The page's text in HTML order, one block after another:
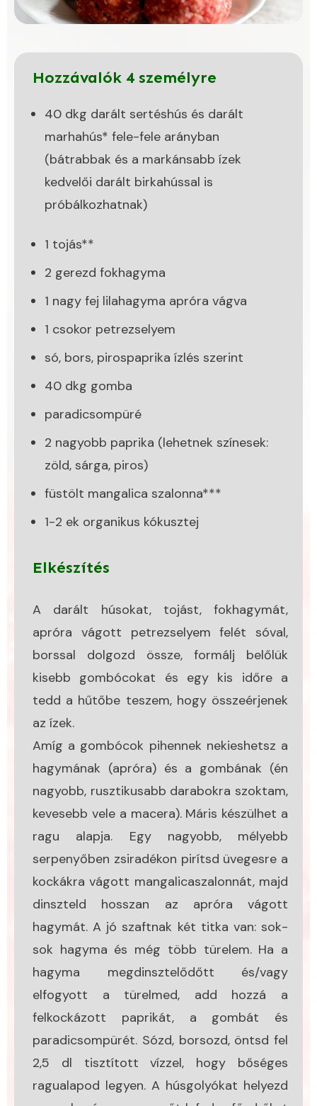
Hozzávalók 4 személyre
40 dkg darált sertéshús és darált
marhahús* fele-fele arányban
(bátrabbak és a markánsabb ízek
kedvelői darált birkahússal is
próbálkozhatnak)
1 tojás**
2 gerezd fokhagyma
1 nagy fej lilahagyma apróra vágva
1 csokor petrezselyem
só, bors, pirospaprika ízlés szerint
40 dkg gomba
paradicsompüré
2 nagyobb paprika (lehetnek színesek:
zöld, sárga, piros)
füstölt mangalica szalonna***
1-2 ek organikus kókusztej
Elkészítés
A darált húsokat, tojást, fokhagymát,
apróra vágott petrezselyem felét sóval,
borssal dolgozd össze, formálj belőlük
kisebb gombócokat és egy kis időre a
tedd a hűtőbe teszem, hogy összeérjenek
az ízek.
Amíg a gombócok pihennek nekieshetsz a
hagymának (apróra) és a gombának (én
nagyobb, rusztikusabb darabokra szoktam,
kevesebb vele a macera). Máris készülhet a
ragu alapja. Egy nagyobb, mélyebb
serpenyőben zsiradékon pirítsd üvegesre a
kockákra vágott mangalicaszalonnát, majd
dinszteld hosszan az apróra vágott
hagymát. A jó szaftnak két titka van: sok-
sok hagyma és még több türelem. Ha a
hagyma megdinsztelődőtt és/vagy
elfogyott a türelmed, add hozzá a
felkockázott paprikát, a gombát és
paradicsompürét. Sózd, borsozd, öntsd fel
2,5 dl tisztított vízzel, hogy bőséges
ragualapod legyen. A húsgolyókat helyezd